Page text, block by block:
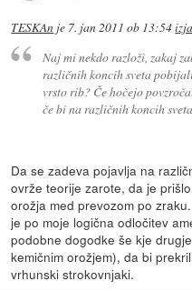
TESKAn je 7. jan 2011 ob 13:54
Naj mi nekdo razloži, zakaj
različnih koncih sveta
vrsto rib? Če hočejo
če bi na različnih koncih
Da se zadeva pojavlja na
ovrže teorije zarote, da je
orožja med prevozom po
je po moje logična odločitev
podobne dogodke še kje
kemičnim orožjem), da bi
vrhunski strokovnjaki.